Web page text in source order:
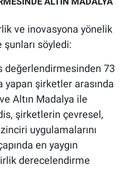
ve inovasyona yönelik
şunları söyledi:
değerlendirmesinden 73
şirketler arasında
Altın Madalya ile
şirketlerin çevresel,
uygulamalarını
en yaygın
derecelendirme